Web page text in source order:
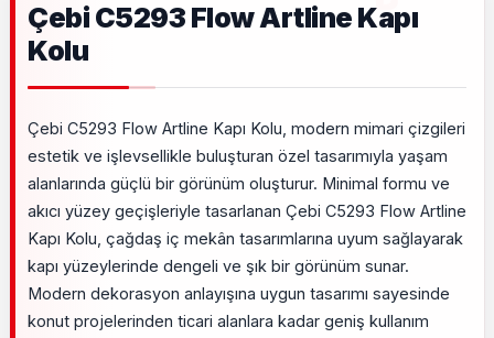
Çebi C5293 Flow Artline Kapı
Kolu
Çebi C5293 Flow Artline Kapı Kolu, modern mimari çizgileri
estetik ve işlevsellikle buluşturan özel tasarımıyla yaşam
alanlarında güçlü bir görünüm oluşturur. Minimal formu ve
akıcı yüzey geçişleriyle tasarlanan Çebi C5293 Flow Artline
Kapı Kolu, çağdaş iç mekân tasarımlarına uyum sağlayarak
kapı yüzeylerinde dengeli ve şık bir görünüm sunar.
Modern dekorasyon anlayışına uygun tasarımı sayesinde
konut projelerinden ticari alanlara kadar geniş kullanım